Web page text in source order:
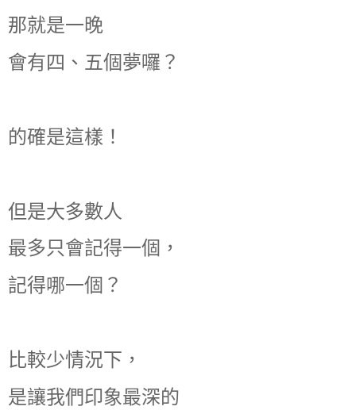
那就是一晚
會有四、五個夢囉？
的確是這樣！
但是大多數人
最多只會記得一個，
記得哪一個？
比較少情況下，
是讓我們印象最深的